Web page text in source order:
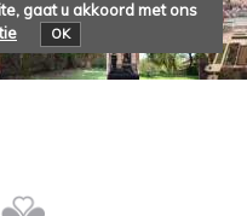
gaat u akkoord met ons
OK